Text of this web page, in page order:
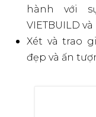
hành với
VIETBUILD
Xét và trao
đẹp và ấn